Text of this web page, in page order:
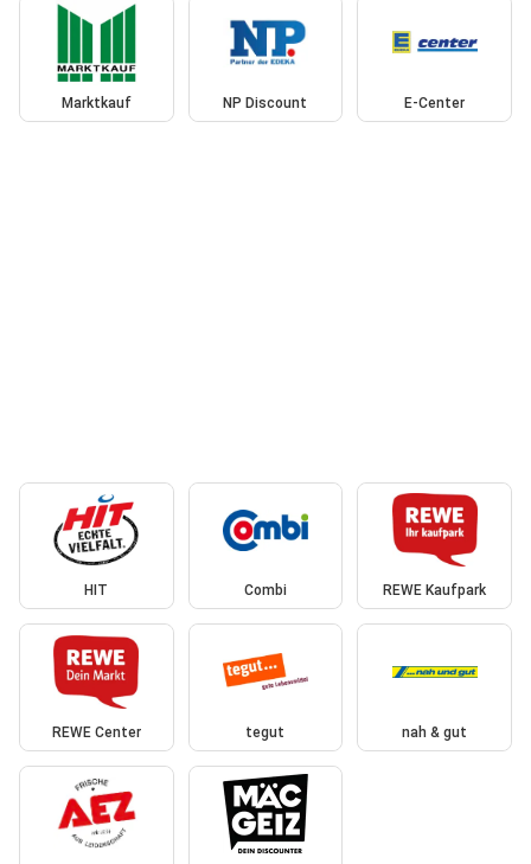
Marktkauf NP Discount E-Center
HIT Combi REWE Kaufpark
REWE Center tegut nah & gut